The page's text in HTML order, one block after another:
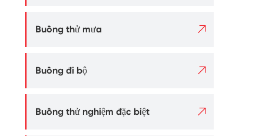
Buồng thử mưa 
Buồng đi bộ 
Buồng thử nghiệm đặc biệt 